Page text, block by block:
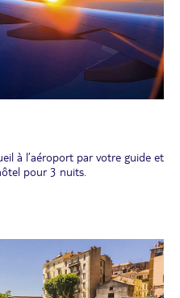
à l’aéroport par votre guide et
pour 3 nuits.